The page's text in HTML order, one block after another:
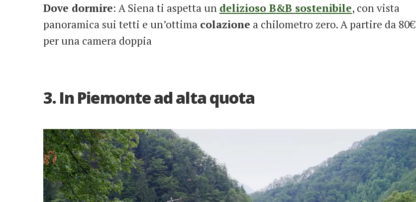
Dove dormire: A Siena ti aspetta un delizioso B&B sostenibile, con vista
panoramica sui tetti e un’ottima colazione a chilometro zero. A partire da 80€
per una camera doppia
3. In Piemonte ad alta quota